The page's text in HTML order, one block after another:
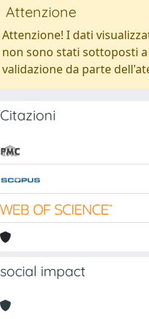
Attenzione
Attenzione! I dati
non sono stati sottoposti a
validazione da parte
Citazioni
social impact